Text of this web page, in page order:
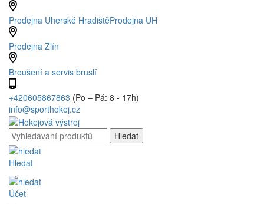
Prodejna Uherské HradištěProdejna UH
Prodejna Zlín
Broušení a servis bruslí
+420605867863 (Po – Pá: 8 - 17h)
info@sporthokej.cz
Hledat
Účet